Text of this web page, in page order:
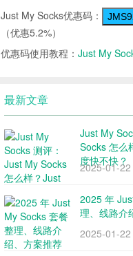
Just My Socks优惠码：
（优惠5.2%）
优惠码使用教程： Just My
最新文章
Just My
Socks 怎么
度快不快？
2025-01-22
2025 年
理、线路介
2025-01-22